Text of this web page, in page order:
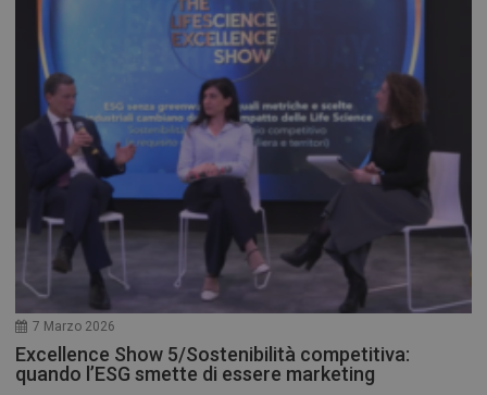
7 Marzo 2026
Excellence Show 5/Sostenibilità competitiva:
quando l’ESG smette di essere marketing